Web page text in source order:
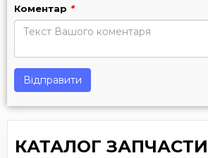
Коментар *
Відправити
КАТАЛОГ